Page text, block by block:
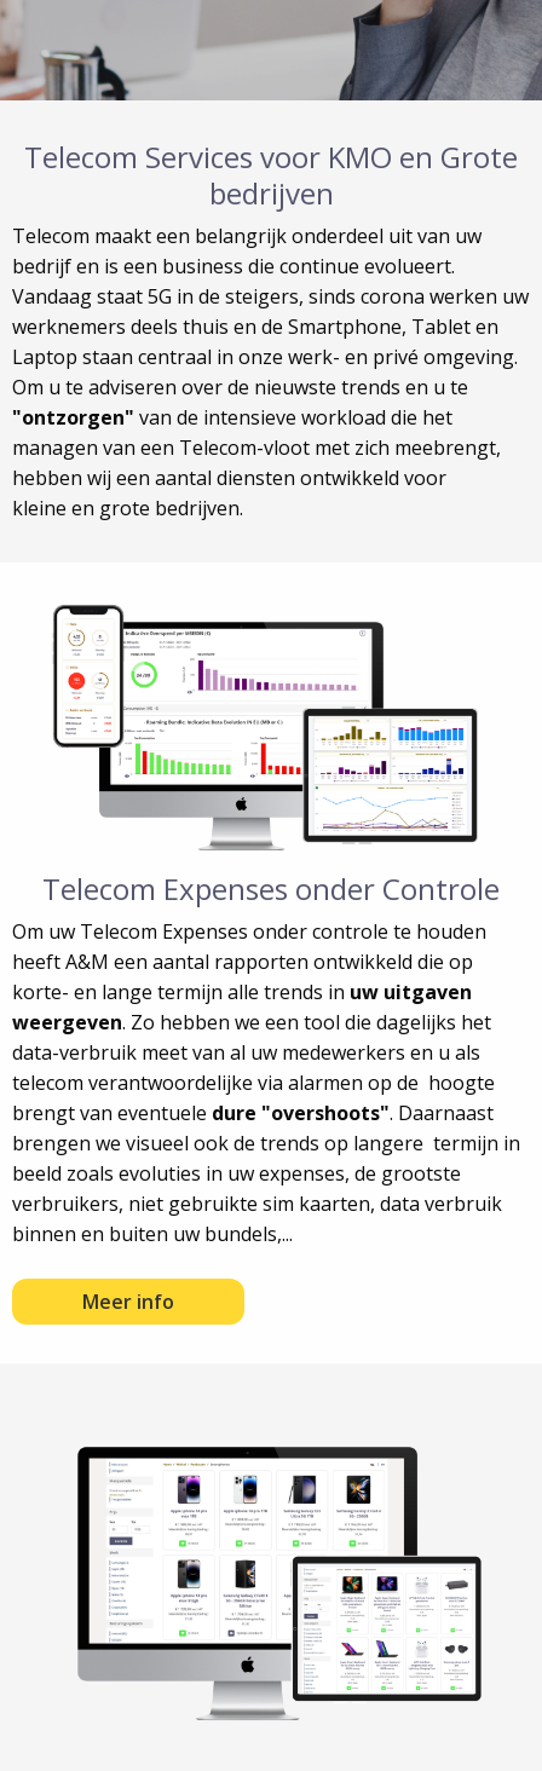
Telecom Services voor KMO en Grote
bedrijven
Telecom maakt een belangrijk onderdeel uit van uw
bedrijf en is een business die continue evolueert.
Vandaag staat 5G in de steigers, sinds corona werken uw
werknemers deels thuis en de Smartphone, Tablet en
Laptop staan centraal in onze werk- en privé omgeving.
Om u te adviseren over de nieuwste trends en u te
"ontzorgen" van de intensieve workload die het
managen van een Telecom-vloot met zich meebrengt,
hebben wij een aantal diensten ontwikkeld voor
kleine en grote bedrijven.
Telecom Expenses onder Controle
Om uw Telecom Expenses onder controle te houden
heeft A&M een aantal rapporten ontwikkeld die op
korte- en lange termijn alle trends in uw uitgaven
weergeven. Zo hebben we een tool die dagelijks het
data-verbruik meet van al uw medewerkers en u als
telecom verantwoordelijke via alarmen op de hoogte
brengt van eventuele dure "overshoots". Daarnaast
brengen we visueel ook de trends op langere termijn in
beeld zoals evoluties in uw expenses, de grootste
verbruikers, niet gebruikte sim kaarten, data verbruik
binnen en buiten uw bundels,...
Meer info